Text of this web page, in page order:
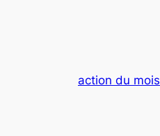
action du mois